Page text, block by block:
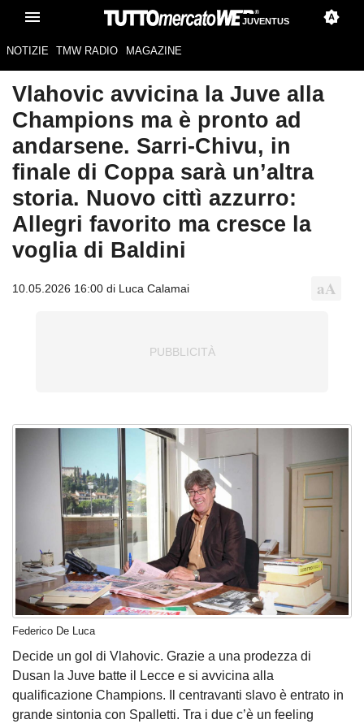
JUVENTUS
NOTIZIE TMW RADIO MAGAZINE
Vlahovic avvicina la Juve alla
Champions ma è pronto ad
andarsene. Sarri-Chivu, in
finale di Coppa sarà un’altra
storia. Nuovo cittì azzurro:
Allegri favorito ma cresce la
voglia di Baldini
10.05.2026 16:00 di Luca Calamai
Federico De Luca
Decide un gol di Vlahovic. Grazie a una prodezza di
Dusan la Juve batte il Lecce e si avvicina alla
qualificazione Champions. Il centravanti slavo è entrato in
grande sintonia con Spalletti. Tra i due c’è un feeling